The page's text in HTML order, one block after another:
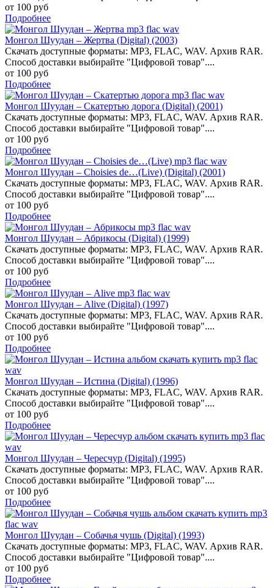
от 100 руб
Подробнее
Монгол Шуудан – Жертва (Digital) (2003)
Скачать доступные форматы: MP3, FLAC, WAV. Архив RAR.
Способ доставки выбирайте "Цифровой товар"....
от 100 руб
Подробнее
Монгол Шуудан – Скатертью дорога (Digital) (2001)
Скачать доступные форматы: MP3, FLAC, WAV. Архив RAR.
Способ доставки выбирайте "Цифровой товар"....
от 100 руб
Подробнее
Монгол Шуудан – Choisies de…(Live) (Digital) (2001)
Скачать доступные форматы: MP3, FLAC, WAV. Архив RAR.
Способ доставки выбирайте "Цифровой товар"....
от 100 руб
Подробнее
Монгол Шуудан – Абрикосы (Digital) (1999)
Скачать доступные форматы: MP3, FLAC, WAV. Архив RAR.
Способ доставки выбирайте "Цифровой товар"....
от 100 руб
Подробнее
Монгол Шуудан – Alive (Digital) (1997)
Скачать доступные форматы: MP3, FLAC, WAV. Архив RAR.
Способ доставки выбирайте "Цифровой товар"....
от 100 руб
Подробнее
Монгол Шуудан – Истина (Digital) (1996)
Скачать доступные форматы: MP3, FLAC, WAV. Архив RAR.
Способ доставки выбирайте "Цифровой товар"....
от 100 руб
Подробнее
Монгол Шуудан – Чересчур (Digital) (1995)
Скачать доступные форматы: MP3, FLAC, WAV. Архив RAR.
Способ доставки выбирайте "Цифровой товар"....
от 100 руб
Подробнее
Монгол Шуудан – Собачья чушь (Digital) (1993)
Скачать доступные форматы: MP3, FLAC, WAV. Архив RAR.
Способ доставки выбирайте "Цифровой товар"....
от 100 руб
Подробнее